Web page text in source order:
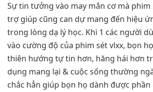
Sự tin tưởng vào may mắn cơ mà phim
trợ giúp cũng can dự mang đến hiệu
trong lòng dạ lý học. Khi 1 các người
vào cường độ của phim sét vlxx, bọn
thiên hướng tự tin hơn, hăng hái hơn
dụng mang lại & cuộc sống thường
chắc hẳn giúp bọn họ dành được